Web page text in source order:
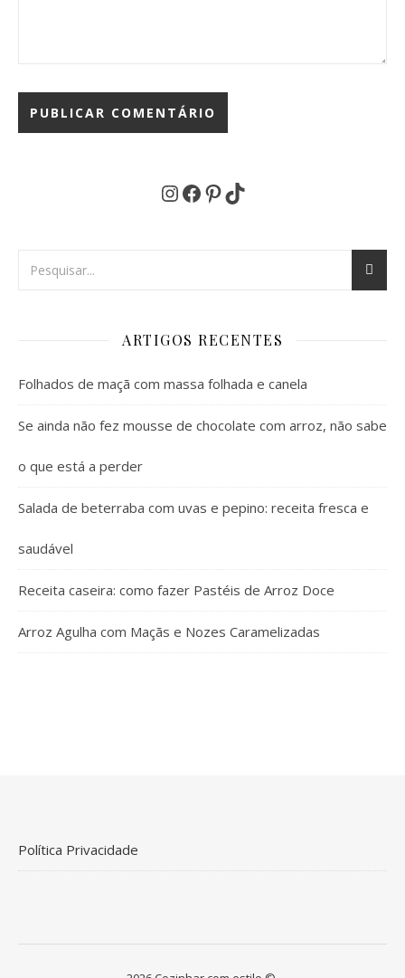
Instagram
Facebook
Pinterest
TikTok
ARTIGOS RECENTES
Folhados de maçã com massa folhada e canela
Se ainda não fez mousse de chocolate com arroz, não sabe
o que está a perder
Salada de beterraba com uvas e pepino: receita fresca e
saudável
Receita caseira: como fazer Pastéis de Arroz Doce
Arroz Agulha com Maçãs e Nozes Caramelizadas
Política Privacidade